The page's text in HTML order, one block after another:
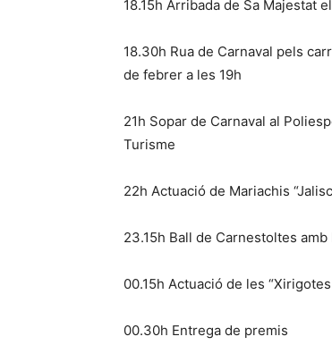
18.15h Arribada de Sa Majestat
18.30h Rua de Carnaval pels
de febrer a les 19h
21h Sopar de Carnaval al
Turisme
22h Actuació de Mariachis
23.15h Ball de Carnestoltes amb
00.15h Actuació de les
00.30h Entrega de premis